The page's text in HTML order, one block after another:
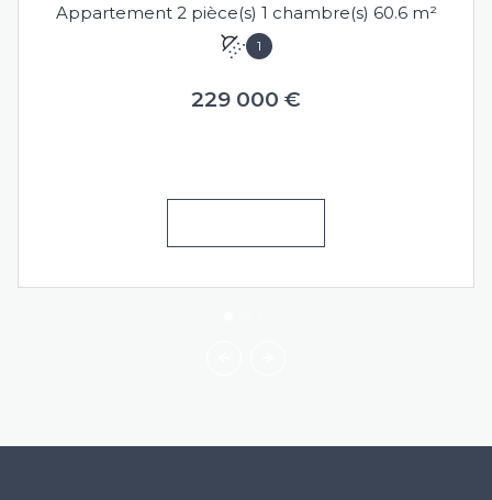
Appartement 2 pièce(s) 1 chambre(s) 60.6 m²
1
229 000 €